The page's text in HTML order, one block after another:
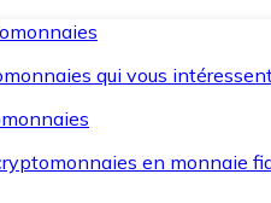
qui vous
en monnaie